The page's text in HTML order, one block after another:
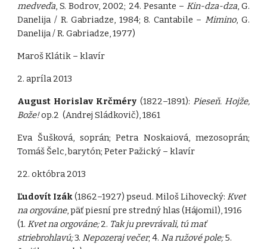
medveďa, S. Bodrov, 2002; 24. Pesante – Kin-dza-dza, G.
Danelija / R. Gabriadze, 1984; 8. Cantabile –Mimino, G.
Danelija / R. Gabriadze, 1977)
Maroš Klátik – klavír
2. apríla 2013
August Horislav Krčméry (1822–1891): Pieseň. Hojže,
Bože!op.2 (Andrej Sládkovič), 1861
Eva Šušková, soprán; Petra Noskaiová, mezosoprán;
Tomáš Šelc, barytón; Peter Pažický – klavír
22. októbra 2013
Ľudovít Izák(1862–1927) pseud. Miloš Lihovecký:Kvet
na orgováne, päť piesní pre stredný hlas (Hájomil), 1916
(1.Kvet na orgováne;2. Tak ju prevrávali, tú mať
striebrohlavú;3.Nepozeraj večer; 4.Na ružové pole;5.